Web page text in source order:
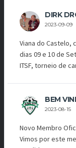
DIRK
2023-09-09
Viana do Castelo,
dias 09 e 10 de
ITSF, torneio de
BEM
2023-08-15
Novo Membro
Vimos por este